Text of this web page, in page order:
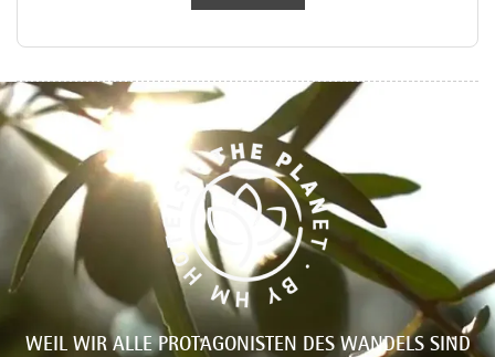
WEIL WIR ALLE PROTAGONISTEN DES WANDELS SIND